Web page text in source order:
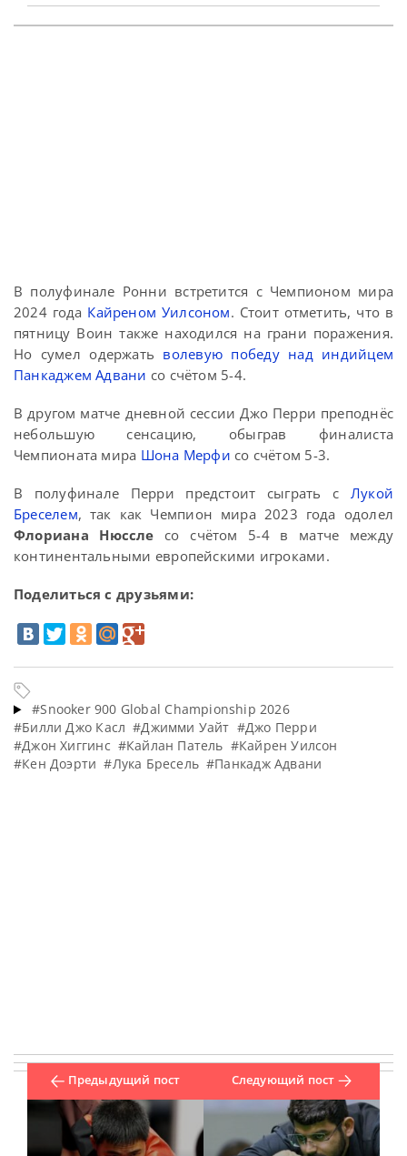
В полуфинале Ронни встретится с Чемпионом мира
2024 года Кайреном Уилсоном. Стоит отметить, что в
пятницу Воин также находился на грани поражения.
Но сумел одержать волевую победу над индийцем
Панкаджем Адвани со счётом 5-4.
В другом матче дневной сессии Джо Перри преподнёс
небольшую сенсацию, обыграв финалиста
Чемпионата мира Шона Мерфи со счётом 5-3.
В полуфинале Перри предстоит сыграть с Лукой
Бреселем, так как Чемпион мира 2023 года одолел
Флориана Нюссле со счётом 5-4 в матче между
континентальными европейскими игроками.
Поделиться с друзьями:
#Snooker 900 Global Championship 2026
#Билли Джо Касл #Джимми Уайт #Джо Перри
#Джон Хиггинс #Кайлан Патель #Кайрен Уилсон
#Кен Доэрти #Лука Бресель #Панкадж Адвани
Предыдущий пост Следующий пост